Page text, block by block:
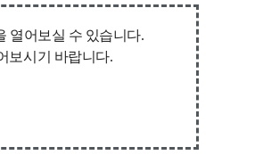
열어보실 수 있습니다.
보시기 바랍니다.